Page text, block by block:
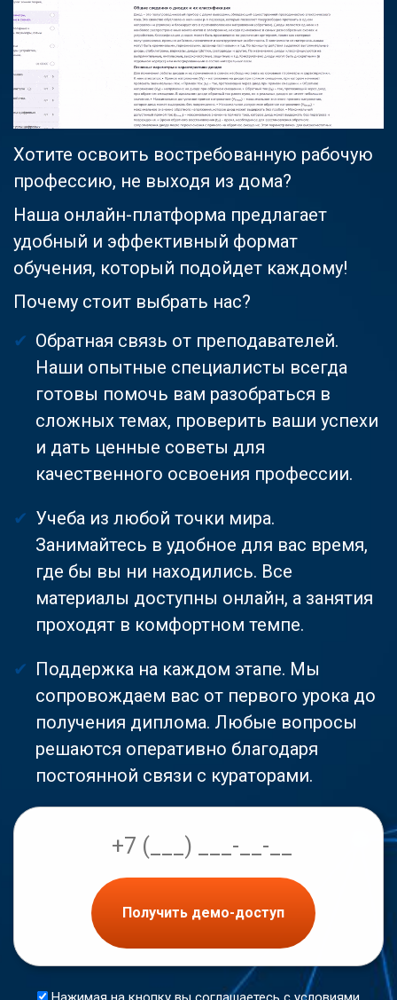
Хотите освоить востребованную рабочую
профессию, не выходя из дома?
Наша онлайн-платформа предлагает
удобный и эффективный формат
обучения, который подойдет каждому!
Почему стоит выбрать нас?
Обратная связь от преподавателей.
Наши опытные специалисты всегда
готовы помочь вам разобраться в
сложных темах, проверить ваши успехи
и дать ценные советы для
качественного освоения профессии.
Учеба из любой точки мира.
Занимайтесь в удобное для вас время,
где бы вы ни находились. Все
материалы доступны онлайн, а занятия
проходят в комфортном темпе.
Поддержка на каждом этапе. Мы
сопровождаем вас от первого урока до
получения диплома. Любые вопросы
решаются оперативно благодаря
постоянной связи с кураторами.
Получить демо-доступ